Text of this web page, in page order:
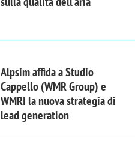
Alpsim affida a Studio
Cappello (WMR Group) e
WMRI la nuova strategia di
lead generation